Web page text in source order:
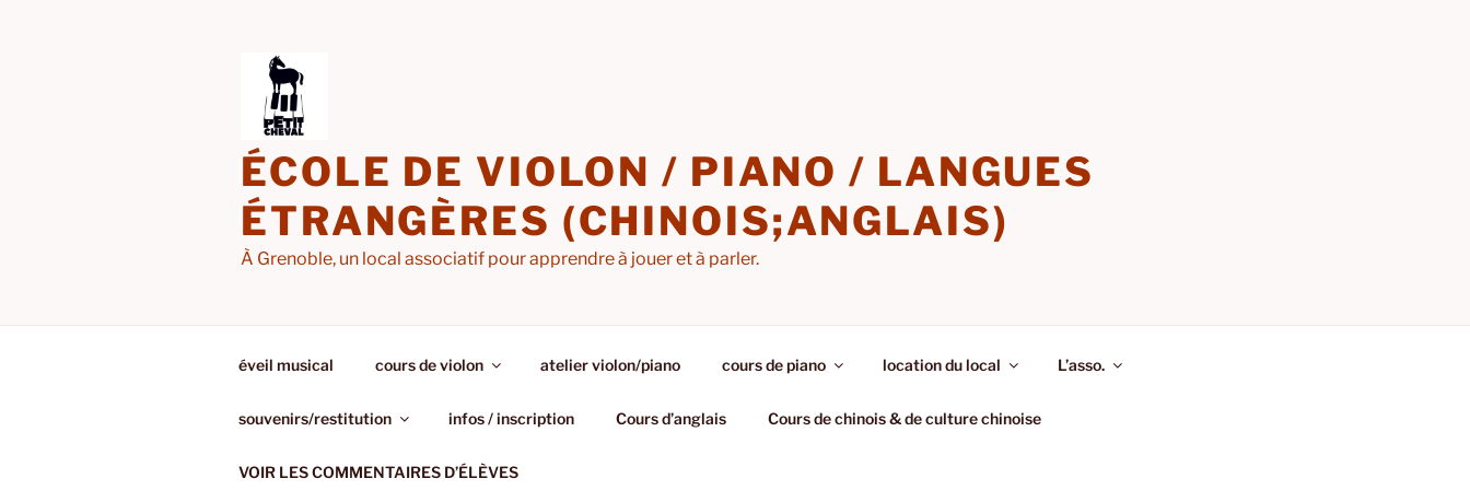
ÉCOLE DE VIOLON / PIANO / LANGUES
ÉTRANGÈRES (CHINOIS;ANGLAIS)
À Grenoble, un local associatif pour apprendre à jouer et à parler.
éveil musical cours de violon atelier violon/piano cours de piano location du local L’asso.
souvenirs/restitution infos / inscription Cours d’anglais Cours de chinois & de culture chinoise
VOIR LES COMMENTAIRES D’ÉLÈVES